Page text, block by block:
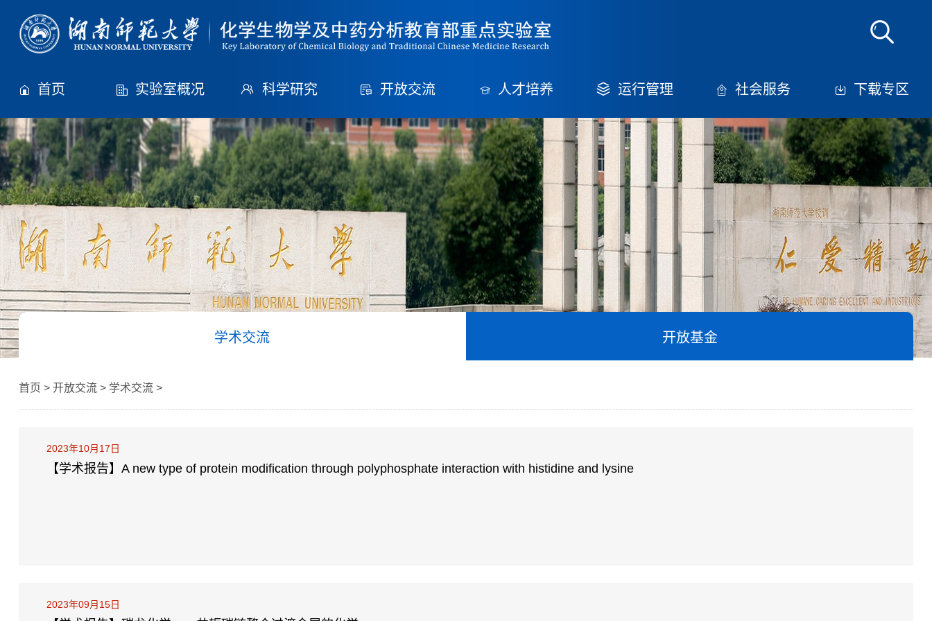
首页 实验室概况 科学研究 开放交流 人才培养 运行管理 社会服务 下载专区
学术交流 开放基金
首页 > 开放交流 > 学术交流 >
2023年10月17日
【学术报告】A new type of protein modification through polyphosphate interaction with histidine and lysine
2023年09月15日